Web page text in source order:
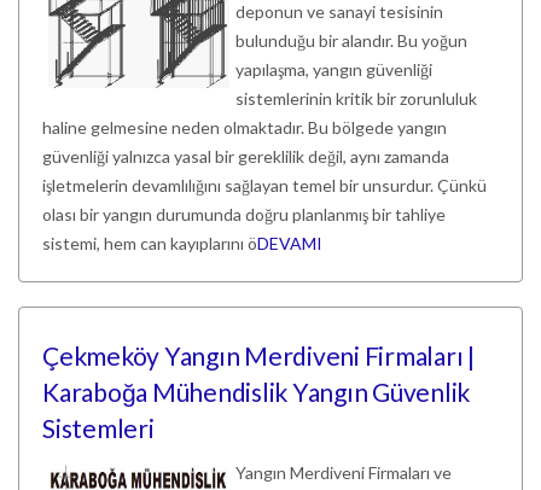
deponun ve sanayi tesisinin
bulunduğu bir alandır. Bu yoğun
yapılaşma, yangın güvenliği
sistemlerinin kritik bir zorunluluk
haline gelmesine neden olmaktadır. Bu bölgede yangın
güvenliği yalnızca yasal bir gereklilik değil, aynı zamanda
işletmelerin devamlılığını sağlayan temel bir unsurdur. Çünkü
olası bir yangın durumunda doğru planlanmış bir tahliye
sistemi, hem can kayıplarını öDEVAMI
Çekmeköy Yangın Merdiveni Firmaları |
Karaboğa Mühendislik Yangın Güvenlik
Sistemleri
Yangın Merdiveni Firmaları ve